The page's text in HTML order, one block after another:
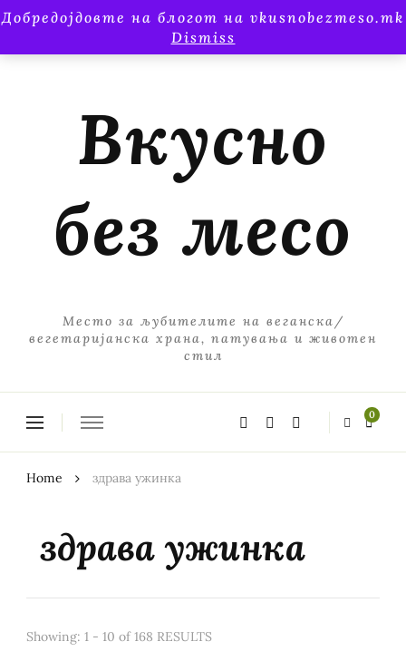
Добредојдовте на блогот на vkusnobezmeso.mk
Dismiss
Вкусно
без месо
Место за љубителите на веганска/
вегетаријанска храна, патувања и животен
стил
0
Home здрава ужинка
здрава ужинка
Showing: 1 - 10 of 168 RESULTS